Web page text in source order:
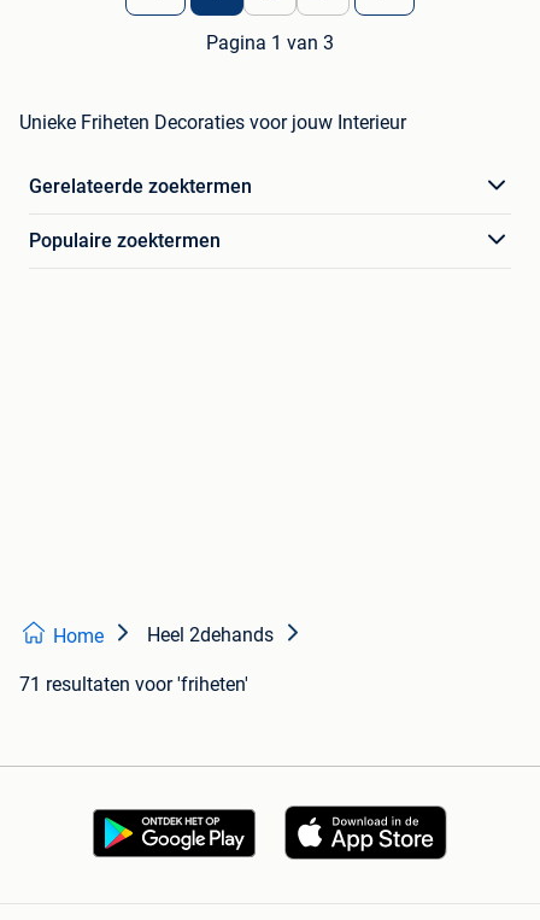
Pagina 1 van 3
Unieke Friheten Decoraties voor jouw Interieur
Gerelateerde zoektermen
Populaire zoektermen
Home Heel 2dehands
71 resultaten voor 'friheten'